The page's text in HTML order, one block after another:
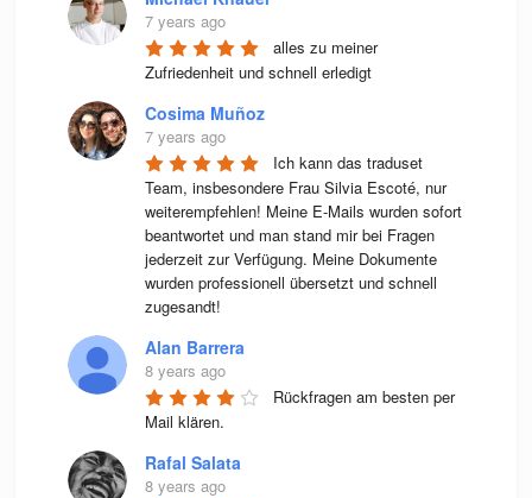
7 years ago
alles zu meiner
Zufriedenheit und schnell erledigt
Cosima Muñoz
7 years ago
Ich kann das traduset
Team, insbesondere Frau Silvia Escoté, nur
weiterempfehlen! Meine E-Mails wurden sofort
beantwortet und man stand mir bei Fragen
jederzeit zur Verfügung. Meine Dokumente
wurden professionell übersetzt und schnell
zugesandt!
Alan Barrera
8 years ago
Rückfragen am besten per
Mail klären.
Rafal Salata
8 years ago